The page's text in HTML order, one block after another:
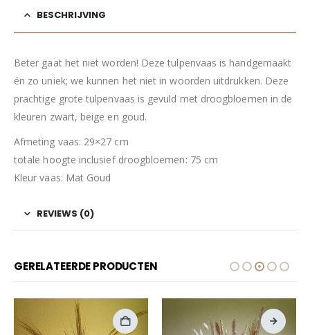
BESCHRIJVING
Beter gaat het niet worden! Deze tulpenvaas is handgemaakt
én zo uniek; we kunnen het niet in woorden uitdrukken. Deze
prachtige grote tulpenvaas is gevuld met droogbloemen in de
kleuren zwart, beige en goud.
Afmeting vaas: 29×27 cm
totale hoogte inclusief droogbloemen: 75 cm
Kleur vaas: Mat Goud
REVIEWS (0)
GERELATEERDE PRODUCTEN